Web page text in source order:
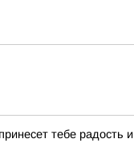
тебе радость